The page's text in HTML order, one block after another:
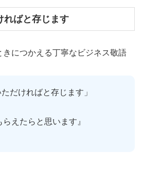
ばと存じます
きにつかえる丁寧なビジネス敬語
だければと存じます」
えたらと思います』